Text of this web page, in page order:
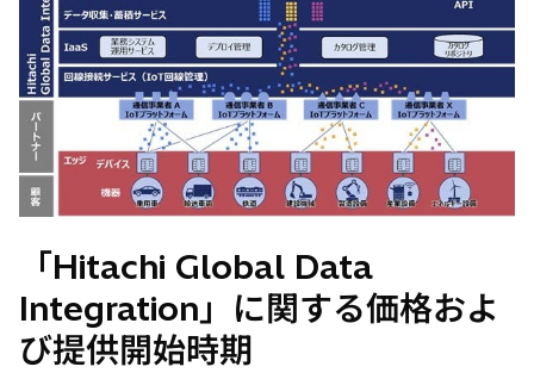
「Hitachi Global Data
Integration」に関する価格およ
び提供開始時期